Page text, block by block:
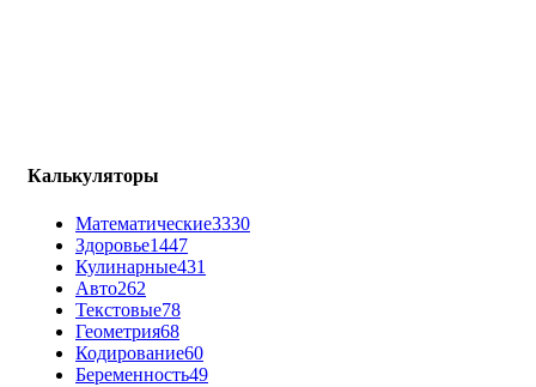
Калькуляторы
Математические3330
Здоровье1447
Кулинарные431
Авто262
Текстовые78
Геометрия68
Кодирование60
Беременность49